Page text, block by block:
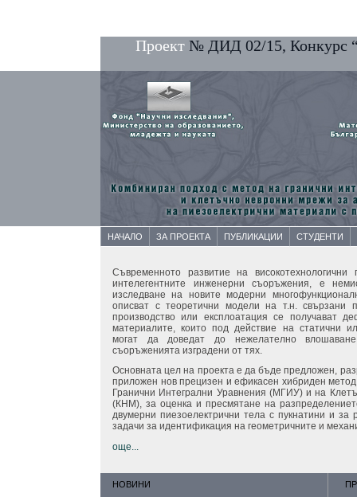
Проект № ДИД 02/15, Конкурс
НАЧАЛО ЗА ПРОЕКТА ПУБЛИКАЦИИ СТУДЕНТИ
Съвременното развитие на високотехнологични
интелегентните инженерни съоръжения, е
изследване на новите модерни
описват с теоретични модели на т.н. свързани
производство или експлоатация се получават
материалите, които под действие на статични
могат да доведат до нежелателно
съоръженията изградени от тях.
Основната цел на проекта е да бъде предложен,
приложен нов прецизен и ефикасен хибриден
Гранични Интегрални Уравнения (МГИУ) и на
(КНМ), за оценка и пресмятане на
двумерни пиезоелектрични тела с пукнатини и
задачи за идентификация на геометричните и
още...
НОВИНИ